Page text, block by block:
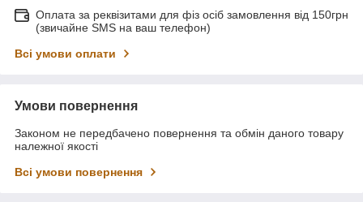
Оплата за реквізитами для фіз осіб замовлення від 150грн
(звичайне SMS на ваш телефон)
Всі умови оплати
Умови повернення
Законом не передбачено повернення та обмін даного товару
належної якості
Всі умови повернення